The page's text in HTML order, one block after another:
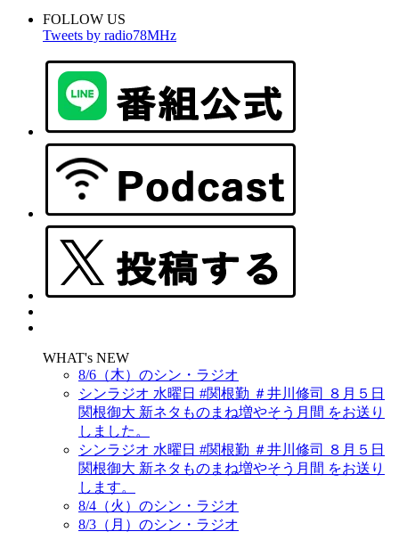
FOLLOW US
Tweets by radio78MHz
WHAT's NEW
8/6（木）のシン・ラジオ
シンラジオ 水曜日 #関根勤 ＃井川修司 ８月５日
関根御大 新ネタものまね増やそう月間 をお送り
しました。
シンラジオ 水曜日 #関根勤 ＃井川修司 ８月５日
関根御大 新ネタものまね増やそう月間 をお送り
します。
8/4（火）のシン・ラジオ
8/3（月）のシン・ラジオ